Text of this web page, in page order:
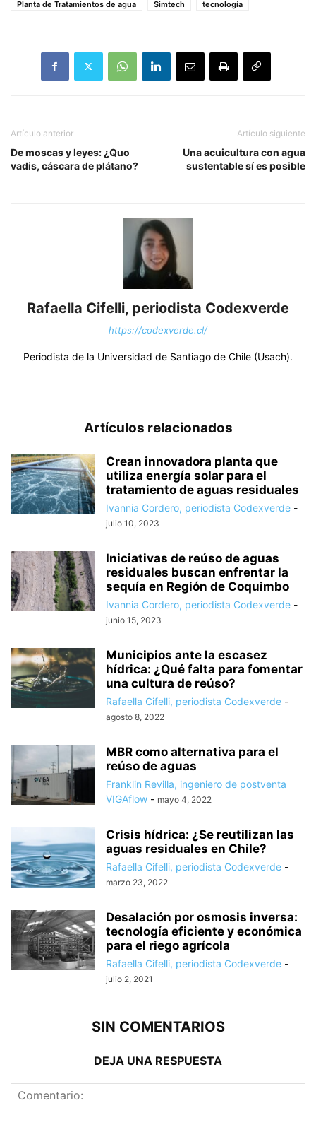
Planta de Tratamientos de agua Simtech tecnología
Artículo anterior
De moscas y leyes: ¿Quo
vadis, cáscara de plátano?
Artículo siguiente
Una acuicultura con agua
sustentable sí es posible
Rafaella Cifelli, periodista Codexverde
https://codexverde.cl/
Periodista de la Universidad de Santiago de Chile (Usach).
Artículos relacionados
Crean innovadora planta que
utiliza energía solar para el
tratamiento de aguas residuales
Ivannia Cordero, periodista Codexverde -
julio 10, 2023
Iniciativas de reúso de aguas
residuales buscan enfrentar la
sequía en Región de Coquimbo
Ivannia Cordero, periodista Codexverde -
junio 15, 2023
Municipios ante la escasez
hídrica: ¿Qué falta para fomentar
una cultura de reúso?
Rafaella Cifelli, periodista Codexverde -
agosto 8, 2022
MBR como alternativa para el
reúso de aguas
Franklin Revilla, ingeniero de postventa
VIGAflow - mayo 4, 2022
Crisis hídrica: ¿Se reutilizan las
aguas residuales en Chile?
Rafaella Cifelli, periodista Codexverde -
marzo 23, 2022
Desalación por osmosis inversa:
tecnología eficiente y económica
para el riego agrícola
Rafaella Cifelli, periodista Codexverde -
julio 2, 2021
SIN COMENTARIOS
DEJA UNA RESPUESTA